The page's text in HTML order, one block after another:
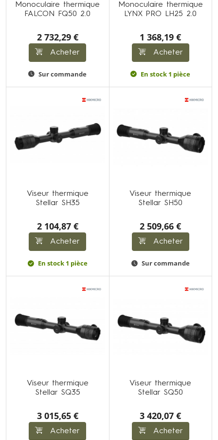
Monoculaire thermique
FALCON FQ50 2.0
2 732,29 €
Acheter
Sur commande
Monoculaire thermique
LYNX PRO LH25 2.0
1 368,19 €
Acheter
En stock 1 pièce
Viseur thermique
Stellar SH35
2 104,87 €
Acheter
En stock 1 pièce
Viseur thermique
Stellar SH50
2 509,66 €
Acheter
Sur commande
Viseur thermique
Stellar SQ35
3 015,65 €
Acheter
Viseur thermique
Stellar SQ50
3 420,07 €
Acheter